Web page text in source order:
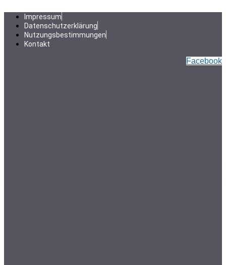
Inhalt
springen
Impressum
Datenschutzerklärung
Nutzungsbestimmungen
Kontakt
Facebook